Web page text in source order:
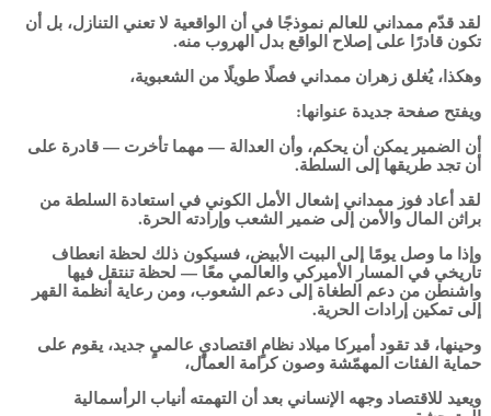
لقد قدّم ممداني للعالم نموذجًا في أن الواقعية لا تعني التنازل، بل أن
تكون قادرًا على إصلاح الواقع بدل الهروب منه.
وهكذا، يُغلق زهران ممداني فصلًا طويلًا من الشعبوية،
ويفتح صفحة جديدة عنوانها:
أن الضمير يمكن أن يحكم، وأن العدالة — مهما تأخرت — قادرة على
أن تجد طريقها إلى السلطة.
لقد أعاد فوز ممداني إشعال الأمل الكوني في استعادة السلطة من
براثن المال والأمن إلى ضمير الشعب وإرادته الحرة.
وإذا ما وصل يومًا إلى البيت الأبيض، فسيكون ذلك لحظة انعطاف
تاريخي في المسار الأميركي والعالمي معًا — لحظة تنتقل فيها
واشنطن من دعم الطغاة إلى دعم الشعوب، ومن رعاية أنظمة القهر
إلى تمكين إرادات الحرية.
وحينها، قد تقود أميركا ميلاد نظامٍ اقتصاديٍ عالميٍ جديد، يقوم على
حماية الفئات المهمّشة وصون كرامة العمال،
ويعيد للاقتصاد وجهه الإنساني بعد أن التهمته أنياب الرأسمالية